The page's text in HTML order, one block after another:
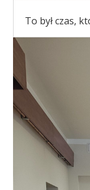
To był czas,